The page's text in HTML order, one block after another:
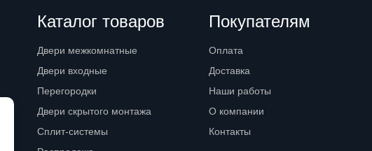
Каталог товаров
Двери межкомнатные
Двери входные
Перегородки
Двери скрытого монтажа
Сплит-системы
Покупателям
Оплата
Доставка
Наши работы
О компании
Контакты